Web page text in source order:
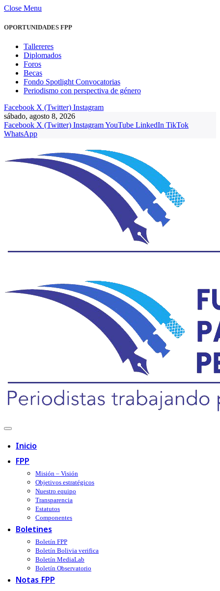
Close Menu
OPORTUNIDADES FPP
Tallereres
Diplomados
Foros
Becas
Fondo Spotlight Convocatorias
Periodismo con perspectiva de género
Facebook X (Twitter) Instagram
sábado, agosto 8, 2026
Facebook X (Twitter) InstagramYouTube LinkedIn TikTok
WhatsApp
Inicio
FPP
Misión – Visión
Objetivos estratégicos
Nuestro equipo
Transparencia
Estatutos
Componentes
Boletines
Boletín FPP
Boletín Bolivia verifica
Boletín MediaLab
Boletín Observatorio
Notas FPP